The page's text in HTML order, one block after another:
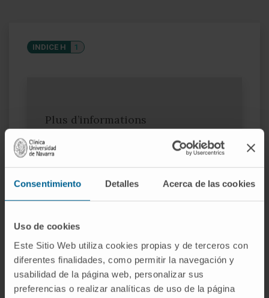
Consentimiento Detalles Acerca de las cookies
Uso de cookies
Este Sitio Web utiliza cookies propias y de terceros con
diferentes finalidades, como permitir la navegación y
usabilidad de la página web, personalizar sus
preferencias o realizar analíticas de uso de la página
INDICE H 1
Plus d’informations
Rejoignez notre communauté !
S’ABONNER